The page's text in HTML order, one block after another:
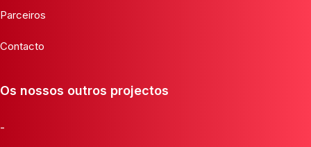
Parceiros
Contacto
Os nossos outros projectos
-